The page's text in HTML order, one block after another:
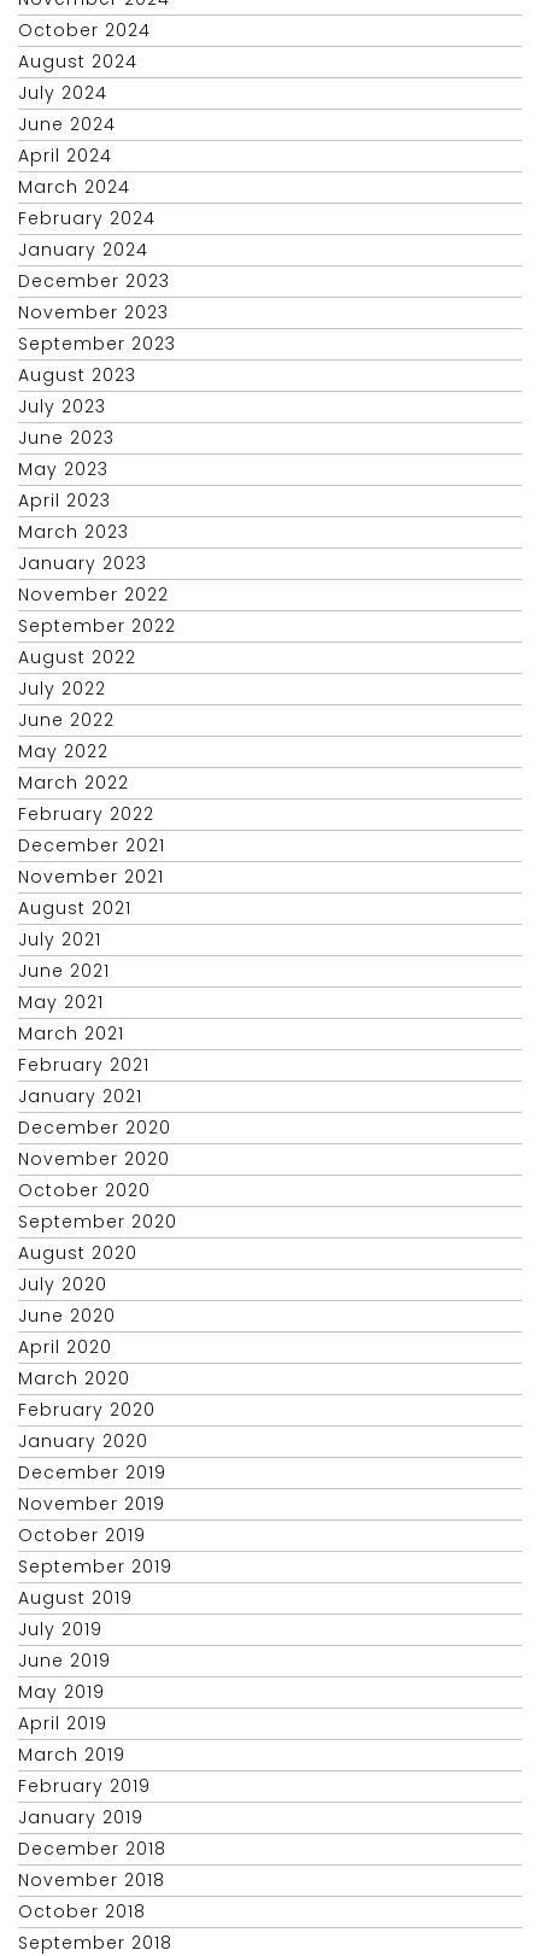
October 2024
August 2024
July 2024
June 2024
April 2024
March 2024
February 2024
January 2024
December 2023
November 2023
September 2023
August 2023
July 2023
June 2023
May 2023
April 2023
March 2023
January 2023
November 2022
September 2022
August 2022
July 2022
June 2022
May 2022
March 2022
February 2022
December 2021
November 2021
August 2021
July 2021
June 2021
May 2021
March 2021
February 2021
January 2021
December 2020
November 2020
October 2020
September 2020
August 2020
July 2020
June 2020
April 2020
March 2020
February 2020
January 2020
December 2019
November 2019
October 2019
September 2019
August 2019
July 2019
June 2019
May 2019
April 2019
March 2019
February 2019
January 2019
December 2018
November 2018
October 2018
September 2018